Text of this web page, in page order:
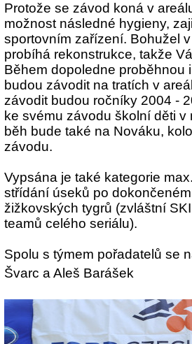
Protože se závod koná v
možnost následné hygieny,
sportovním zařízení. Bohužel
probíhá rekonstrukce, takže
Během dopoledne proběhnou
budou závodit na tratích v
závodit budou ročníky 2004 -
ke svému závodu školní děti
běh bude také na Nováku,
závodu.
Vypsána je také kategorie
střídání úseků po
žižkovských tygrů (zvláštní
teamů celého seriálu).
Spolu s týmem pořadatelů se
Švarc a Aleš Barášek